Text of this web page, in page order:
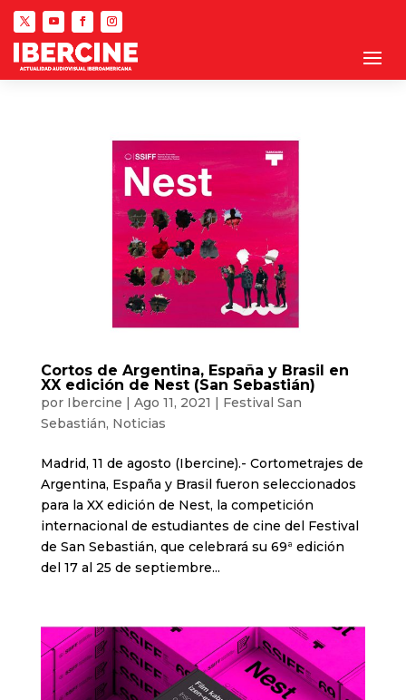
Cortos de Argentina, España y Brasil en
XX edición de Nest (San Sebastián)
por Ibercine | Ago 11, 2021 | Festival San
Sebastián, Noticias
Madrid, 11 de agosto (Ibercine).- Cortometrajes de
Argentina, España y Brasil fueron seleccionados
para la XX edición de Nest, la competición
internacional de estudiantes de cine del Festival
de San Sebastián, que celebrará su 69ª edición
del 17 al 25 de septiembre...